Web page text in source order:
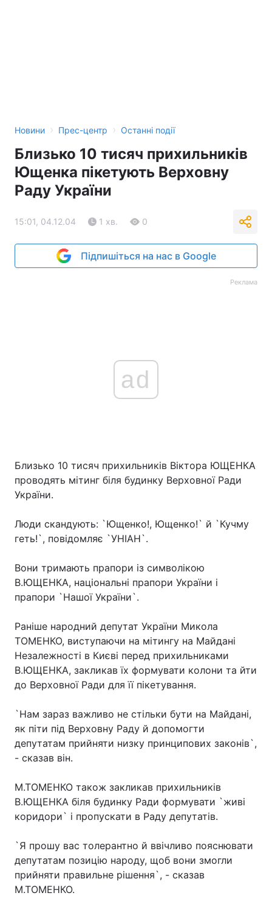
Новини › Прес-центр › Останні події
Близько 10 тисяч прихильників
Ющенка пікетують Верховну
Раду України
15:01, 04.12.04 1 хв. 0
Підпишіться на нас в Google
Реклама
ad
Близько 10 тисяч прихильників Віктора ЮЩЕНКА
проводять мітинг біля будинку Верховної Ради
України.
Люди скандують: `Ющенко!, Ющенко!` й `Кучму
геть!`, повідомляє `УНІАН`.
Вони тримають прапори із символікою
В.ЮЩЕНКА, національні прапори України і
прапори `Нашої України`.
Раніше народний депутат України Микола
ТОМЕНКО, виступаючи на мітингу на Майдані
Незалежності в Києві перед прихильниками
В.ЮЩЕНКА, закликав їх формувати колони та йти
до Верховної Ради для її пікетування.
`Нам зараз важливо не стільки бути на Майдані,
як піти під Верховну Раду й допомогти
депутатам прийняти низку принципових законів`,
- сказав він.
М.ТОМЕНКО також закликав прихильників
В.ЮЩЕНКА біля будинку Ради формувати `живі
коридори` і пропускати в Раду депутатів.
`Я прошу вас толерантно й ввічливо пояснювати
депутатам позицію народу, щоб вони змогли
прийняти правильне рішення`, - сказав
М.ТОМЕНКО.